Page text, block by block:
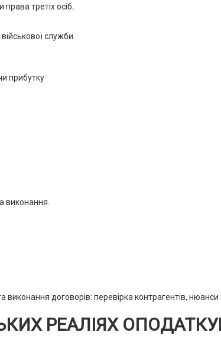
права третіх осіб.
служби.
прибутку
виконання.
договорів: перевірка контрагентів,
РЕАЛІЯХ